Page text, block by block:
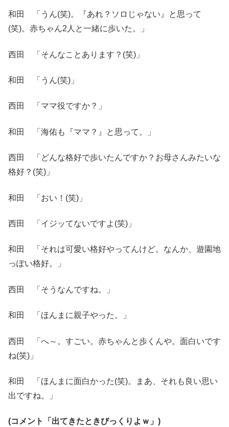
和田 「うん(笑)。『あれ？ソロじゃない』と思って
(笑)。赤ちゃん2人と一緒に歩いた。」
西田 「そんなことあります？(笑)」
和田 「うん(笑)」
西田 「ママ役ですか？」
和田 「海佑も『ママ？』と思って。」
西田 「どんな格好で歩いたんですか？お母さんみたいな
格好？(笑)」
和田 「おい！(笑)」
西田 「イジッてないですよ(笑)」
和田 「それは可愛い格好やってんけど。なんか、遊園地
っぽい格好。」
西田 「そうなんですね。」
和田 「ほんまに親子やった。」
西田 「へ～。すごい。赤ちゃんと歩くんや。面白いです
ね(笑)」
和田 「ほんまに面白かった(笑)。まあ、それも良い思い
出ですね。」
(コメント「出てきたときびっくりよｗ」)